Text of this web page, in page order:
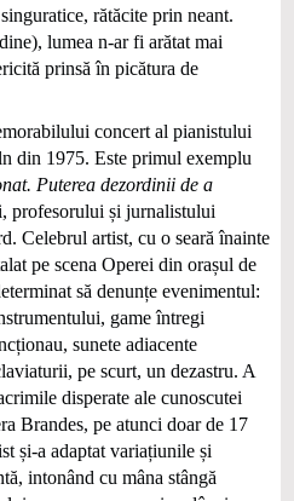
rătăcite prin neant.
lumea n-ar fi arătat mai
prinsă în picătura de
concert al pianistului
din 1975. Este primul exemplu
Puterea dezordinii de a
profesorului și jurnalistului
Celebrul artist, cu o seară înainte
pe scena Operei din orașul de
să denunțe evenimentul:
game întregi
sunete adiacente
pe scurt, un dezastru. A
disperate ale cunoscutei
Brandes, pe atunci doar de 17
și-a adaptat variațiunile și
intonând cu mâna stângă